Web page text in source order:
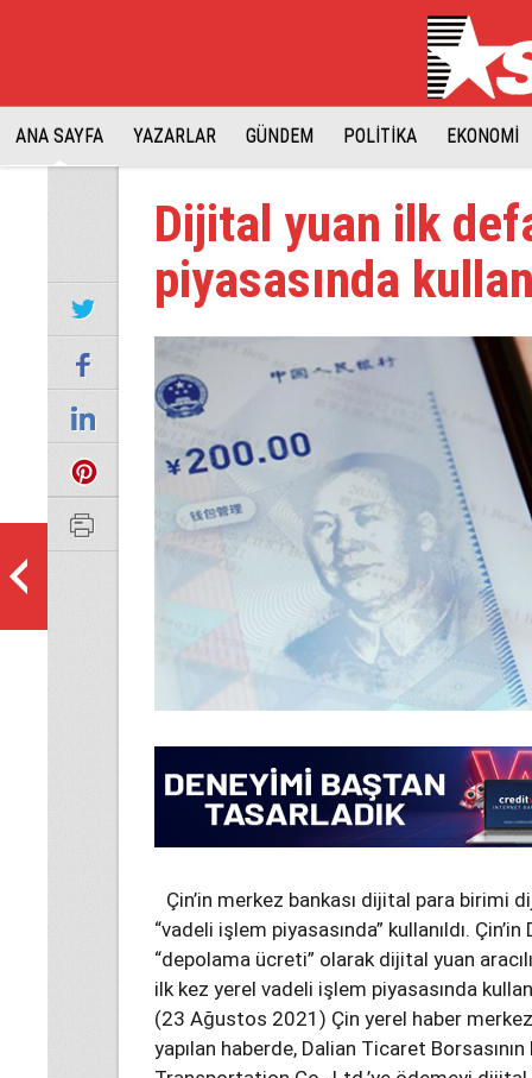
ANA SAYFA YAZARLAR GÜNDEM POLİTİKA EKONOMİ
Dijital yuan ilk
piyasasında
Çin’in merkez bankası dijital para birimi
“vadeli işlem piyasasında” kullanıldı.
“depolama ücreti” olarak dijital yuan
ilk kez yerel vadeli işlem piyasasında
(23 Ağustos 2021) Çin yerel haber
yapılan haberde, Dalian Ticaret